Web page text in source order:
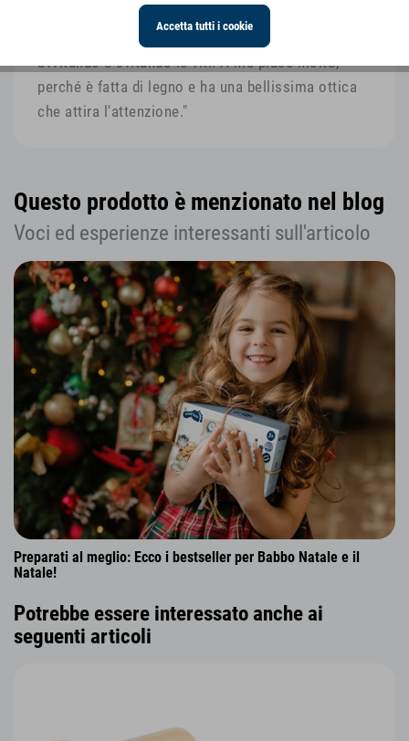
"Mia figlia adora questa lumaca colorata. Ci gioca
in vari modi, ad esempio trainandosela dietro o
avvitando e svitando le viti. A me piace molto,
perché è fatta di legno e ha una bellissima ottica
che attira l'attenzione."
Questo prodotto è menzionato nel blog
Voci ed esperienze interessanti sull'articolo
Preparati al meglio: Ecco i bestseller per Babbo Natale e il
Natale!
Potrebbe essere interessato anche ai
seguenti articoli
Accetta tutti i cookie